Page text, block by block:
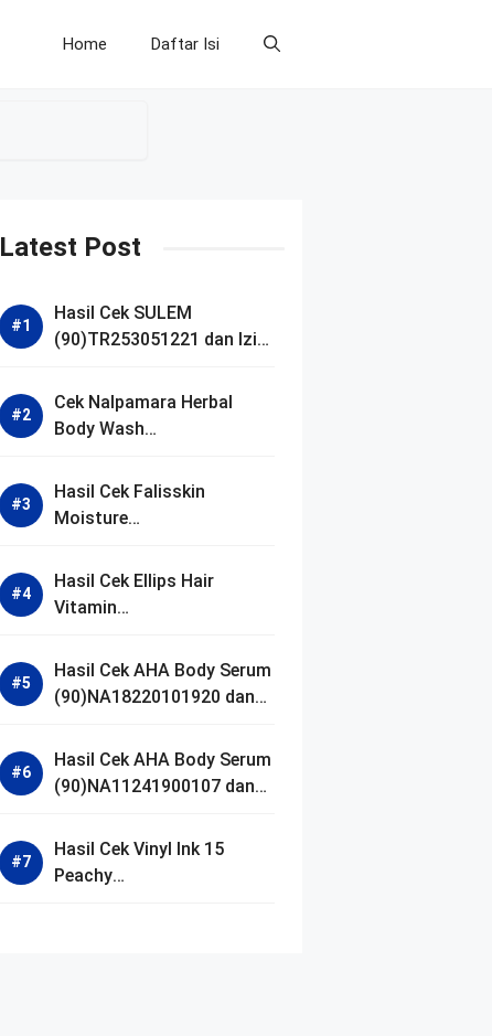
Home Daftar Isi
Latest Post
Hasil Cek SULEM
(90)TR253051221 dan Izin
Cek Nalpamara Herbal
Body Wash
Izin Bpom
Hasil Cek Falisskin
Moisture
Izin BPOM
Hasil Cek Ellips Hair
Vitamin
Izin BPOM
Hasil Cek AHA Body Serum
(90)NA18220101920 dan
Hasil Cek AHA Body Serum
(90)NA11241900107 dan
Hasil Cek Vinyl Ink 15
Peachy